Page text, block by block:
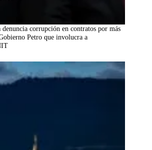
corrupción en contratos por más
Petro que involucra a